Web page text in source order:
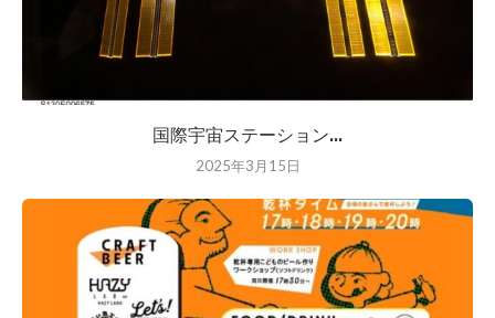
国際宇宙ステーション...
2025年3月15日